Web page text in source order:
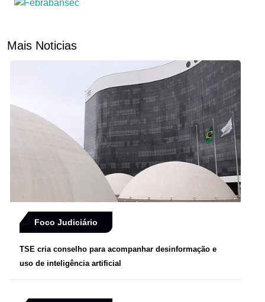
Mais Noticias
Foco Judiciário
TSE cria conselho para acompanhar desinformação e
uso de inteligência artificial